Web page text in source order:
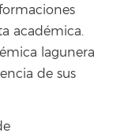
académica.
lagunera
de sus